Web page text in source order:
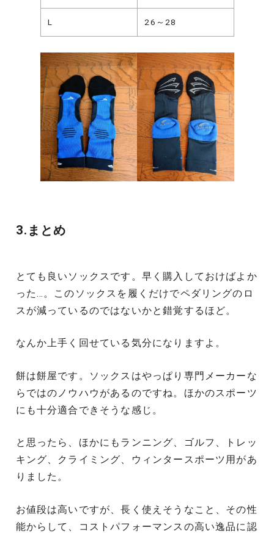
L 26～28
3.まとめ
とても良いソックスです。早く購入しておけばよか
った…。このソックスを履くだけでペダリングのロ
スが減っているのではないかと錯覚するほど。
なんか上手く回せている気分になりますよ。
餅は餅屋です。ソックスはやっぱり専門メーカーな
らではのノウハウがあるのですね。ほかのスポーツ
にも十分適合できそうな感じ。
と思ったら、ほかにもランニング、ゴルフ、トレッ
キング、クライミング、ウィンタースポーツ用があ
りました。
お値段は高いですが、長く使えそうなこと、その性
能からして、コストパフォーマンスの高い逸品に認